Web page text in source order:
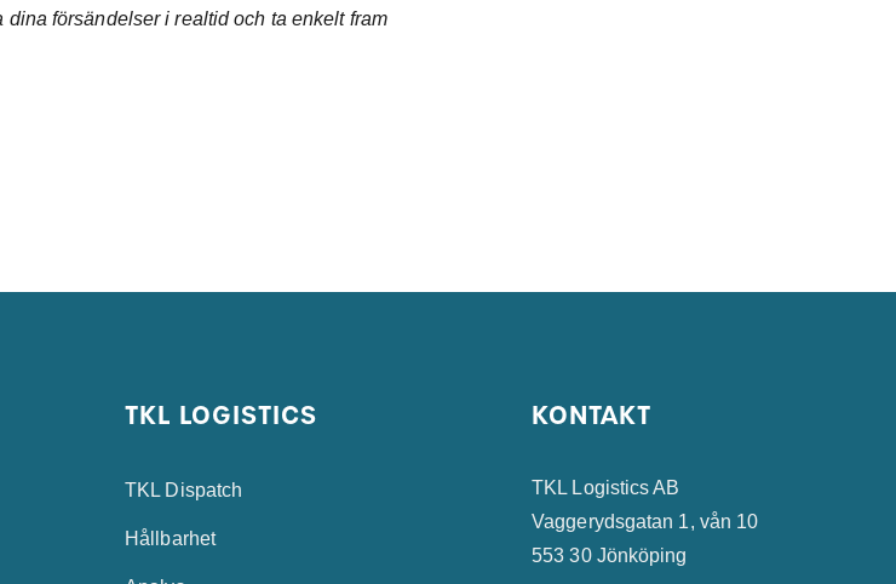
försändelser i realtid och ta enkelt fram
TKL LOGISTICS
TKL Dispatch
Hållbarhet
KONTAKT
TKL Logistics AB
Vaggerydsgatan 1, vån 10
553 30 Jönköping